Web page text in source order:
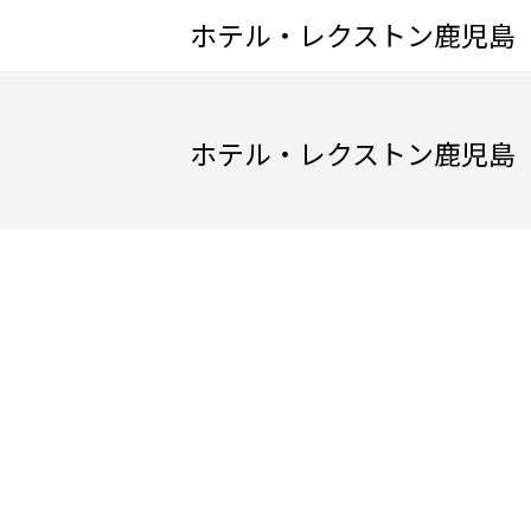
ホテル・レクストン鹿児島
ホテル・レクストン鹿児島